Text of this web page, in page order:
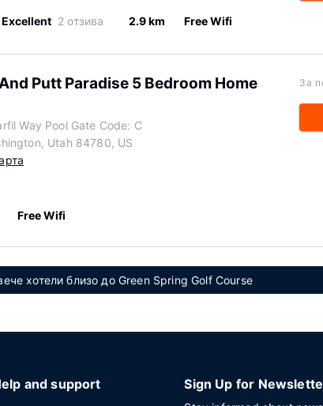
Excellent 2 отзива 2.9 km Free Wifi
Putt Paradise 5 Bedroom Home
Way Pool Gate Code: C
Utah 84780, US
Free Wifi
За
хотели близо до Green Spring Golf Course
and support Sign Up for